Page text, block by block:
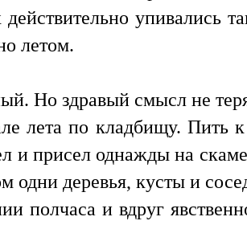
упивались
летом.
Но здравый смысл не
лета по кладбищу. Пить
присел однажды на
деревья, кусты и
полчаса и вдруг